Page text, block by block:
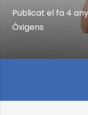
Publicat el fa 4
Òxigens